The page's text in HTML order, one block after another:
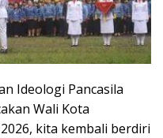
Ideologi Pancasila
Wali Kota
kita kembali berdiri